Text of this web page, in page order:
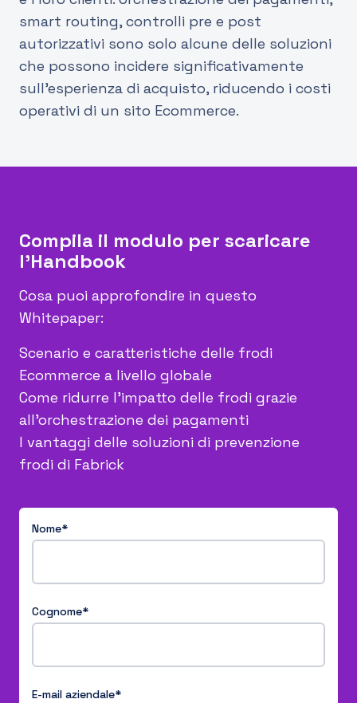
smart routing, controlli pre e post
autorizzativi sono solo alcune delle soluzioni
che possono incidere significativamente
sull'esperienza di acquisto, riducendo i costi
operativi di un sito Ecommerce.
Compila il modulo per scaricare
l'Handbook
Cosa puoi approfondire in questo
Whitepaper:
Scenario e caratteristiche delle frodi
Ecommerce a livello globale
Come ridurre l'impatto delle frodi grazie
all'orchestrazione dei pagamenti
I vantaggi delle soluzioni di prevenzione
frodi di Fabrick
Nome*
Cognome*
E-mail aziendale*